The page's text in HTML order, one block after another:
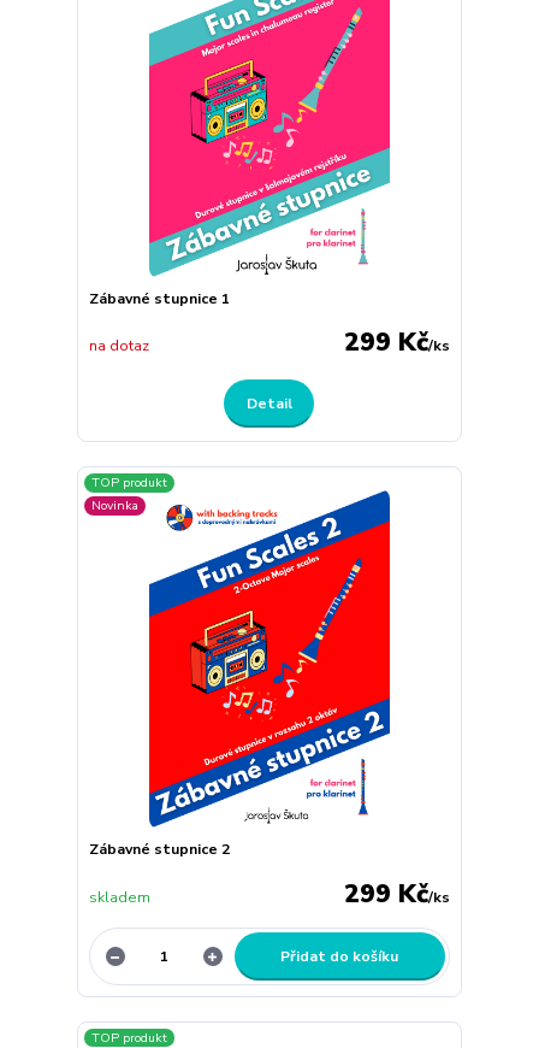
Zábavné stupnice 1
299 Kč/ks
na dotaz
Detail
TOP produkt
Novinka
Zábavné stupnice 2
299 Kč/ks
skladem
Přidat do košíku
TOP produkt